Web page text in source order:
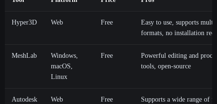
Hyper3D Web Free
Easy to use, supports
formats, no installation
MeshLab
Windows,
macOS,
Linux
Free
Powerful editing and
tools, open-source
Autodesk
Web
Free
Supports a wide range of